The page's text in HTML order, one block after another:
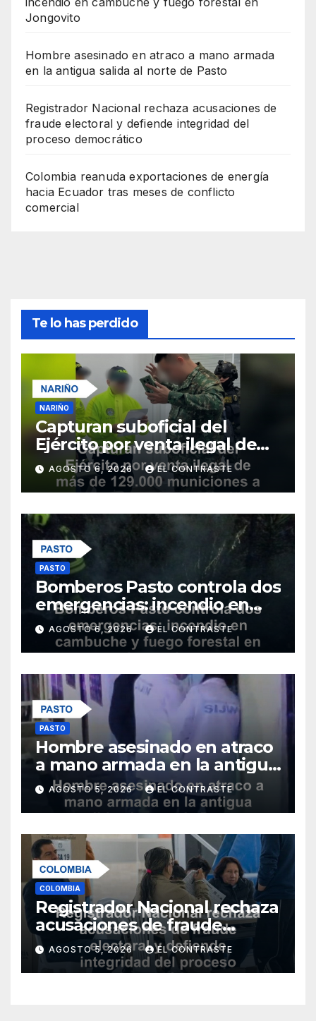
Jongovito
Hombre asesinado en atraco a mano armada
en la antigua salida al norte de Pasto
Registrador Nacional rechaza acusaciones de
fraude electoral y defiende integridad del
proceso democrático
Colombia reanuda exportaciones de energía
hacia Ecuador tras meses de conflicto
comercial
Te lo has perdido
NARIÑO
Capturan suboficial del
Ejército por venta ilegal de
más de 129.000 municiones a
grupos armados en Nariño
AGOSTO 6, 2026 EL CONTRASTE
PASTO
Bomberos Pasto controla dos
emergencias: incendio en
cambuche y fuego forestal
en Jongovito
AGOSTO 6, 2026 EL CONTRASTE
PASTO
Hombre asesinado en atraco
a mano armada en la antigua
salida al norte de Pasto
AGOSTO 5, 2026 EL CONTRASTE
COLOMBIA
Registrador Nacional rechaza
acusaciones de fraude
electoral y defiende
integridad del proceso
democrático
AGOSTO 5, 2026 EL CONTRASTE